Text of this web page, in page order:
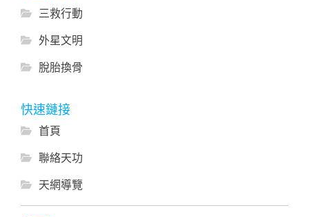
三救行動
外星文明
脫胎換骨
快速鏈接
首頁
聯絡天功
天網導覽